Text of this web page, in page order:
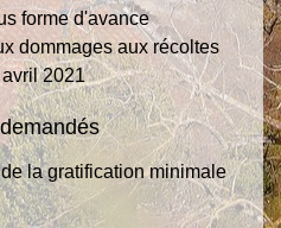
forme d'avance
dommages aux récoltes
avril 2021
la gratification minimale